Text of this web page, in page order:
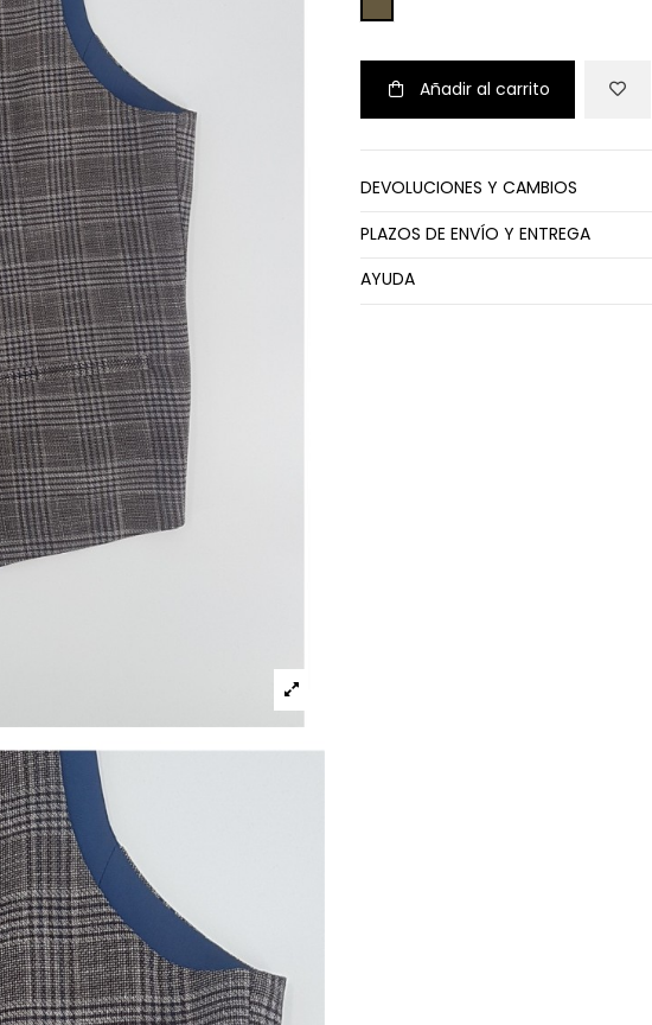
Añadir al carrito
DEVOLUCIONES Y CAMBIOS
PLAZOS DE ENVÍO Y ENTREGA
AYUDA